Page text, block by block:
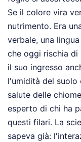
Se il colore vira
nutrimento. Era
verbale, una
che oggi rischia
il suo ingresso
l'umidità del suolo
salute delle
esperto di chi ha
questi filari. La
sapeva già: